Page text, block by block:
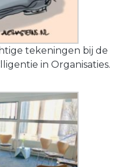
tekeningen bij de
in Organisaties.